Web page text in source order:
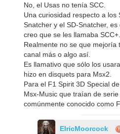
No, el Usas no tenía SCC.
Una curiosidad respecto a los
Snatcher y el SD-Snatcher,
creo que se les llamaba SCC+.
Realmente no se que
canal más o algo así.
Es llamativo que sólo los
hizo en disquets para Msx2.
Para el F1 Spirit 3D Special
Msx-Music que traían de
comúnmente conocido como
ElricMoorcock